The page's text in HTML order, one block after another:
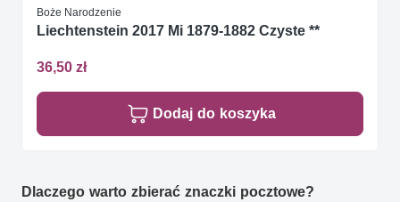
Boże Narodzenie
Liechtenstein 2017 Mi 1879-1882 Czyste **
36,50 zł
Dodaj do koszyka
Dlaczego warto zbierać znaczki pocztowe?